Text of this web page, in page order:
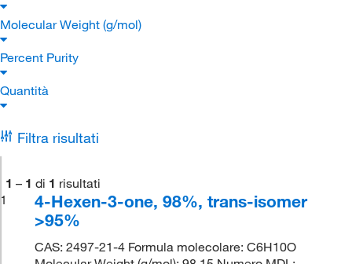
Molecular Weight (g/mol)
Percent Purity
Quantità
Filtra risultati
1 – 1 di 1 risultati
1
4-Hexen-3-one, 98%, trans-isomer
>95%
CAS: 2497-21-4 Formula molecolare: C6H10O